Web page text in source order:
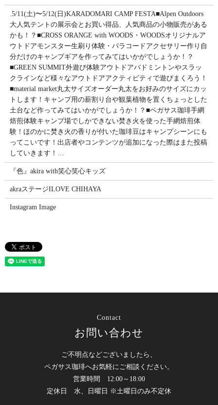
.5/11(土)〜5/12(日)KARADOMARI CAMP FESTA■Alpen Outdoors
大人気テントの展示会とお買い得品、人気商品の小物販売がある
かも！？■CROSS ORANGE with WOODS・WOODSオリジナルア
ウトドアモンスター生刷り体験・パラコードアクセサリー作り自
分だけのキャンプギアを作ってみてはいかがでしょうか！？
■GREEN SUMMIT外遊び体験アウトドアバドミントンやスラッ
クラインなど様々なアウトドアアクティビティで遊びまくろう！
■material market丸太サイズオーダー丸太をお好みのサイズにカッ
トします！キャンプ用の薪割り台や観葉植物を置くちょっとした
土台など作ってみてはいかがでしょうか！？■ペガサス珈琲手網
焙煎体験キャンプ場でしかできない焚き火を使った手網焙煎体
験！ほのかに焚き火の香りが付いた珈琲豆はキャンプシーンにも
ってこいです！出店者やコンテンツが追加になった際はまた投稿
していきます！…
『色』akira with笑心笑心キッズ
akraステージILOVE CHIHAYA
Instagram Image
Contact
お問い合わせ
ご不明点などございましたら、
ペガサス珈琲へお気軽にご相談ください。
営業時間 12:00～18:00
定休日 水、日曜日 ※土曜日のみ不定休